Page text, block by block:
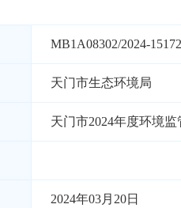
MB1A08302/2024-15172
天门市生态环境局
天门市2024年度环境
2024年03月20日